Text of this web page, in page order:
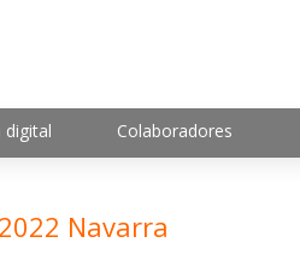
digital Colaboradores
Navarra